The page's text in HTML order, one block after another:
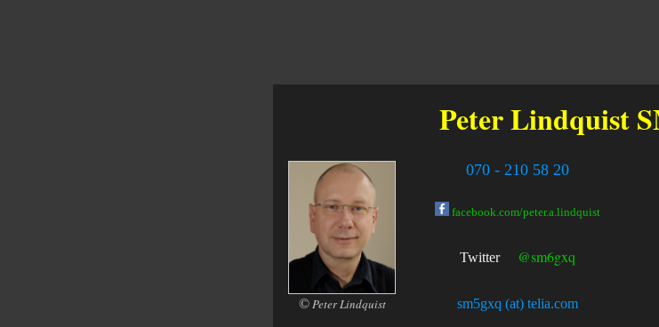
Peter Lindquist
© Peter Lindquist
070 - 210 58 20
facebook.com/peter.a.lindquist
Twitter @sm6gxq
sm5gxq (at) telia.com